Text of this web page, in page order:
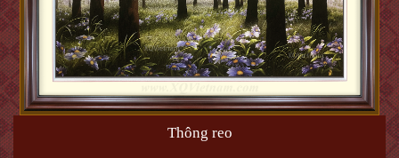
Thông reo